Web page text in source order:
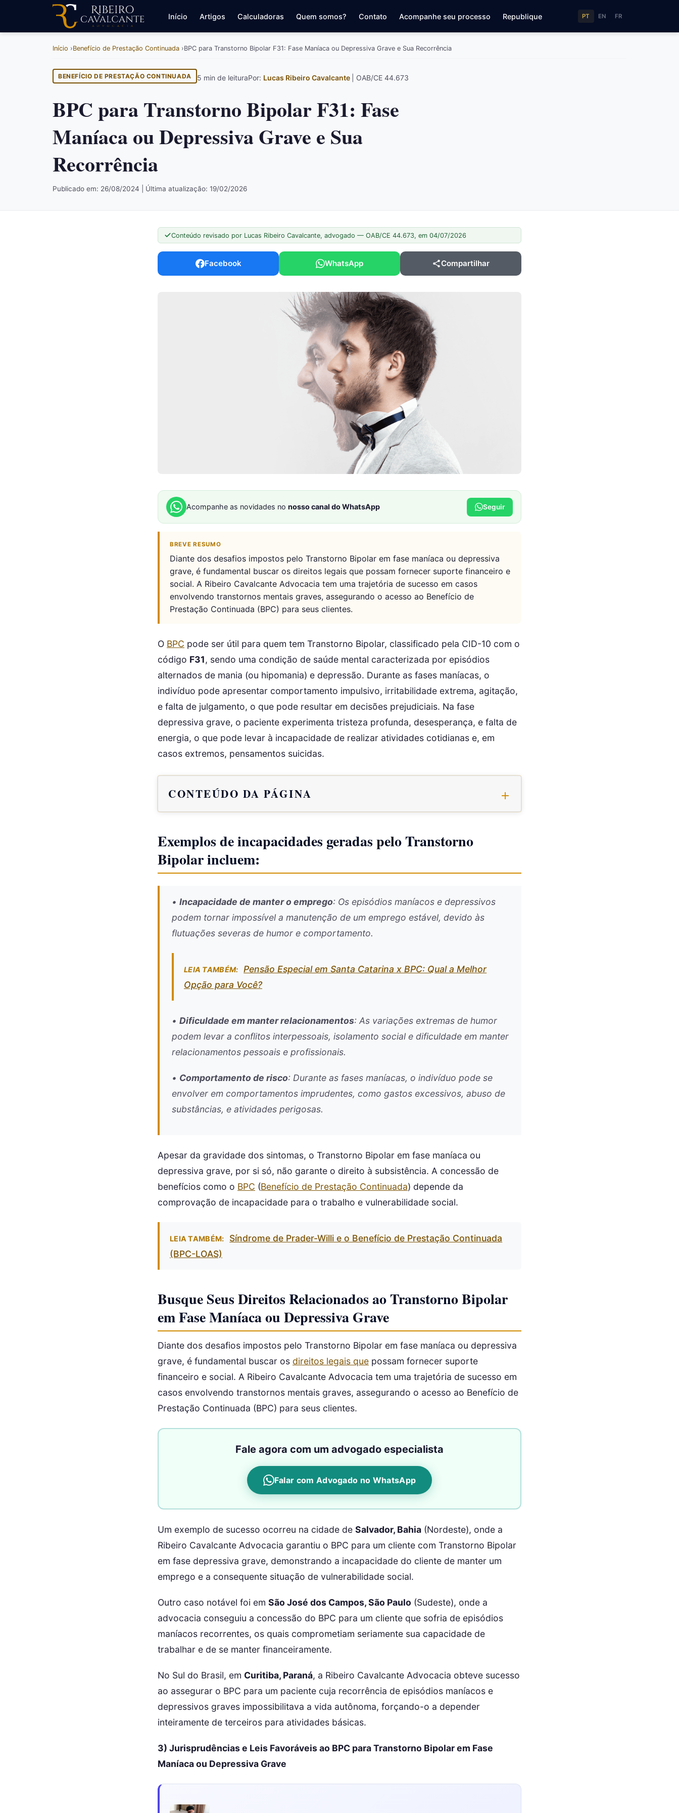
Início Artigos Calculadoras Quem somos? Contato Acompanhe seu processo Republique PT EN FR
Início Benefício de Prestação Continuada BPC para Transtorno Bipolar F31: Fase Maníaca ou Depressiva Grave e Sua Recorrência
BENEFÍCIO DE PRESTAÇÃO CONTINUADA 5 min de leituraPor: Lucas Ribeiro Cavalcante | OAB/CE 44.673
BPC para Transtorno Bipolar F31: Fase
Maníaca ou Depressiva Grave e Sua
Recorrência
Publicado em: 26/08/2024 | Última atualização: 19/02/2026
Conteúdo revisado por Lucas Ribeiro Cavalcante, advogado — OAB/CE 44.673, em 04/07/2026
Facebook WhatsApp Compartilhar
Acompanhe as novidades no nosso canal do WhatsApp Seguir
BREVE RESUMO
Diante dos desafios impostos pelo Transtorno Bipolar em fase maníaca ou depressiva
grave, é fundamental buscar os direitos legais que possam fornecer suporte financeiro e
social. A Ribeiro Cavalcante Advocacia tem uma trajetória de sucesso em casos
envolvendo transtornos mentais graves, assegurando o acesso ao Benefício de
Prestação Continuada (BPC) para seus clientes.
O BPC pode ser útil para quem tem Transtorno Bipolar, classificado pela CID-10 com o
código F31, sendo uma condição de saúde mental caracterizada por episódios
alternados de mania (ou hipomania) e depressão. Durante as fases maníacas, o
indivíduo pode apresentar comportamento impulsivo, irritabilidade extrema, agitação,
e falta de julgamento, o que pode resultar em decisões prejudiciais. Na fase
depressiva grave, o paciente experimenta tristeza profunda, desesperança, e falta de
energia, o que pode levar à incapacidade de realizar atividades cotidianas e, em
casos extremos, pensamentos suicidas.
CONTEÚDO DA PÁGINA
Exemplos de incapacidades geradas pelo Transtorno
Bipolar incluem:
• Incapacidade de manter o emprego: Os episódios maníacos e depressivos
podem tornar impossível a manutenção de um emprego estável, devido às
flutuações severas de humor e comportamento.
LEIA TAMBÉM:
Pensão Especial em Santa Catarina x BPC: Qual a Melhor
Opção para Você?
• Dificuldade em manter relacionamentos: As variações extremas de humor
podem levar a conflitos interpessoais, isolamento social e dificuldade em manter
relacionamentos pessoais e profissionais.
• Comportamento de risco: Durante as fases maníacas, o indivíduo pode se
envolver em comportamentos imprudentes, como gastos excessivos, abuso de
substâncias, e atividades perigosas.
Apesar da gravidade dos sintomas, o Transtorno Bipolar em fase maníaca ou
depressiva grave, por si só, não garante o direito à subsistência. A concessão de
benefícios como o BPC (Benefício de Prestação Continuada) depende da
comprovação de incapacidade para o trabalho e vulnerabilidade social.
LEIA TAMBÉM:
Síndrome de Prader-Willi e o Benefício de Prestação Continuada
(BPC-LOAS)
Busque Seus Direitos Relacionados ao Transtorno Bipolar
em Fase Maníaca ou Depressiva Grave
Diante dos desafios impostos pelo Transtorno Bipolar em fase maníaca ou depressiva
grave, é fundamental buscar os direitos legais que possam fornecer suporte
financeiro e social. A Ribeiro Cavalcante Advocacia tem uma trajetória de sucesso em
casos envolvendo transtornos mentais graves, assegurando o acesso ao Benefício de
Prestação Continuada (BPC) para seus clientes.
Fale agora com um advogado especialista
Falar com Advogado no WhatsApp
Um exemplo de sucesso ocorreu na cidade de Salvador, Bahia (Nordeste), onde a
Ribeiro Cavalcante Advocacia garantiu o BPC para um cliente com Transtorno Bipolar
em fase depressiva grave, demonstrando a incapacidade do cliente de manter um
emprego e a consequente situação de vulnerabilidade social.
Outro caso notável foi em São José dos Campos, São Paulo (Sudeste), onde a
advocacia conseguiu a concessão do BPC para um cliente que sofria de episódios
maníacos recorrentes, os quais comprometiam seriamente sua capacidade de
trabalhar e de se manter financeiramente.
No Sul do Brasil, em Curitiba, Paraná, a Ribeiro Cavalcante Advocacia obteve sucesso
ao assegurar o BPC para um paciente cuja recorrência de episódios maníacos e
depressivos graves impossibilitava a vida autônoma, forçando-o a depender
inteiramente de terceiros para atividades básicas.
3) Jurisprudências e Leis Favoráveis ao BPC para Transtorno Bipolar em Fase
Maníaca ou Depressiva Grave